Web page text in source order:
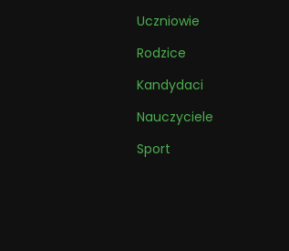
Uczniowie
Rodzice
Kandydaci
Nauczyciele
Sport